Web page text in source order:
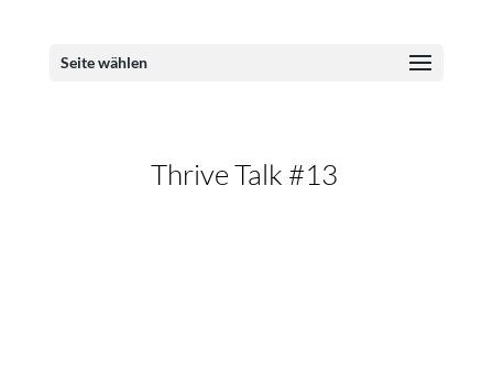
Seite wählen
Thrive Talk #13